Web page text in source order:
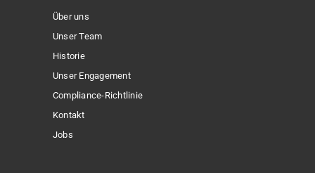
gewählt
Über uns
Unser Team
Historie
Unser Engagement
Compliance-Richtlinie
Kontakt
Jobs